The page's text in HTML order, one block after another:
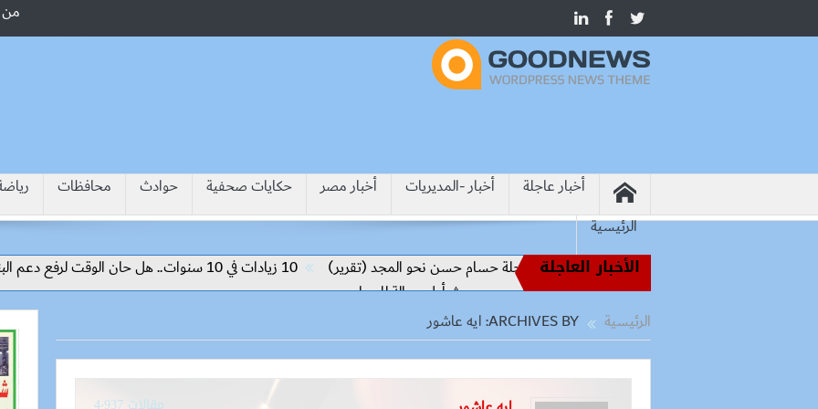
أخبار عاجلة أخبار -المديريات أخبار مصر حكايات صحفية حوادث محافظات
الرئيسية
الأخبار العاجلة
الملاعب إلى قيادة الفراعنة.. كواليس رحلة حسام حسن نحو المجد (تقرير) 10 زيادات في 10 سنوات.. هل حان الوقت لرفع دعم البنزين نهائيا؟
الرئيسية